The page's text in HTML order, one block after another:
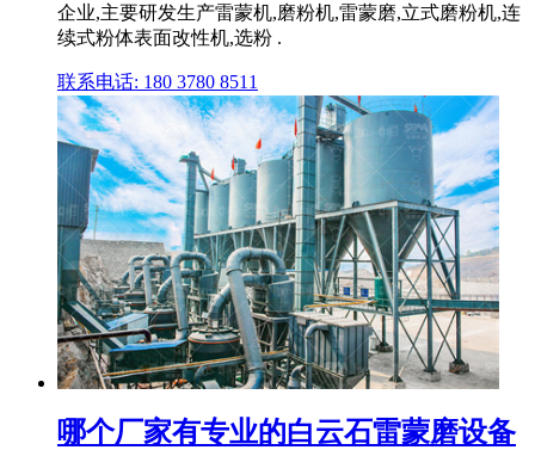
企业,主要研发生产雷蒙机,磨粉机,雷蒙磨,立式磨粉机,连
续式粉体表面改性机,选粉 .
联系电话: 180 3780 8511
哪个厂家有专业的白云石雷蒙磨设备